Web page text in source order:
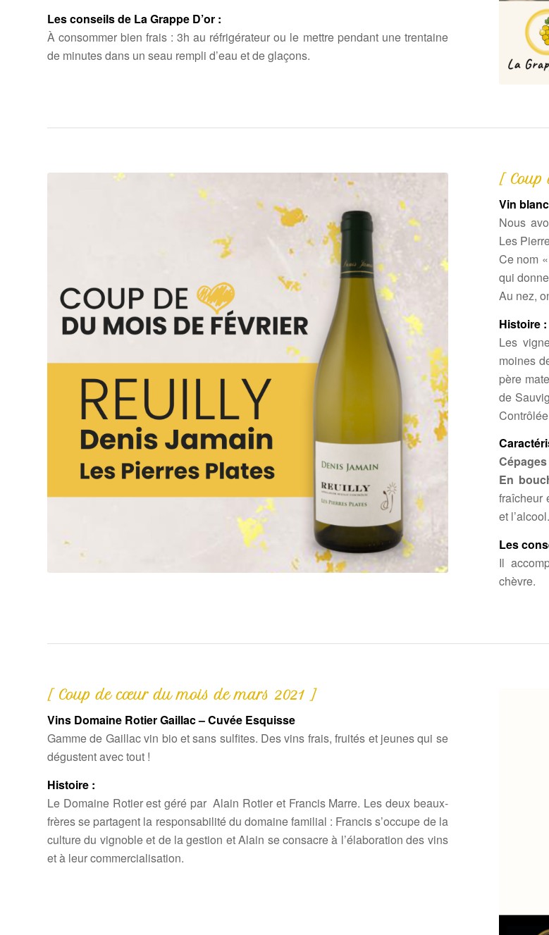
Les conseils de La Grappe D’or :
À consommer bien frais : 3h au réfrigérateur ou le mettre pendant une trentaine
de minutes dans un seau rempli d’eau et de glaçons.
[ Coup
Vin
Nous
Les
Ce nom
qui
Au nez,
Histoire :
Les
moines
père
de
Cépages
En
fraîcheur
et l’alcool.
Les
Il
chèvre.
[ Coup de cœur du mois de mars 2021 ]
Vins Domaine Rotier Gaillac – Cuvée Esquisse
Gamme de Gaillac vin bio et sans sulfites. Des vins frais, fruités et jeunes qui se
dégustent avec tout !
Histoire :
Le Domaine Rotier est géré par Alain Rotier et Francis Marre. Les deux beaux-
frères se partagent la responsabilité du domaine familial : Francis s’occupe de la
culture du vignoble et de la gestion et Alain se consacre à l’élaboration des vins
et à leur commercialisation.